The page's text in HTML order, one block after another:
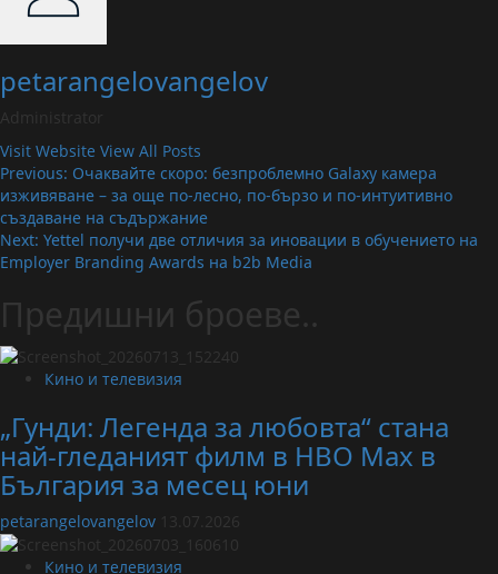
petarangelovangelov
Administrator
Visit Website View All Posts
Post
navigation
Previous: Очаквайте скоро: безпроблемно Galaxy камера
изживяване – за още по-лесно, по-бързо и по-интуитивно
създаване на съдържание
Next: Yettel получи две отличия за иновации в обучението на
Employer Branding Awards на b2b Media
Предишни броеве..
Кино и телевизия
„Гунди: Легенда за любовта“ стана
най-гледаният филм в HBO Max в
България за месец юни
petarangelovangelov 13.07.2026
Кино и телевизия